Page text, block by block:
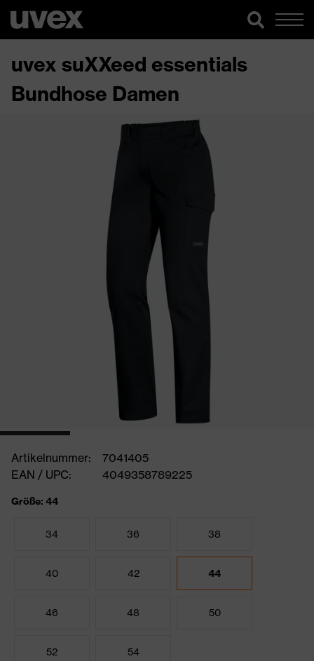
uvex suXXeed essentials
Bundhose Damen
Artikelnummer:
7041405
EAN / UPC:
4049358789225
Größe: 44
34 36 38
40 42 44
46 48 50
52 54